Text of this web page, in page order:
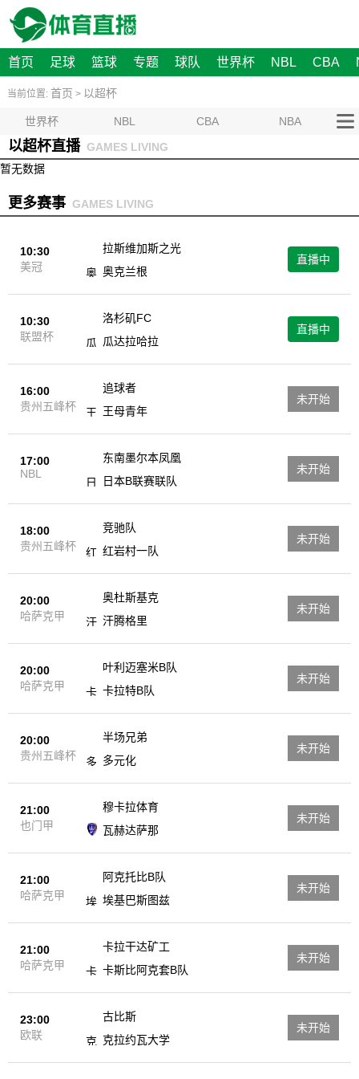
首页 足球 篮球 专题 球队 世界杯 NBL CBA
当前位置: 首页 > 以超杯
世界杯 NBL CBA NBA
以超杯直播 GAMES LIVING
暂无数据
更多赛事 GAMES LIVING
10:30
美冠
拉斯维加斯之光
奥克兰根
直播中
10:30
联盟杯
洛杉矶FC
瓜达拉哈拉
直播中
16:00
贵州五峰杯
追球者
王母青年
未开始
17:00
NBL
东南墨尔本凤凰
日本B联赛联队
未开始
18:00
贵州五峰杯
竞驰队
红岩村一队
未开始
20:00
哈萨克甲
奥杜斯基克
汗腾格里
未开始
20:00
哈萨克甲
叶利迈塞米B队
卡拉特B队
未开始
20:00
贵州五峰杯
半场兄弟
多元化
未开始
21:00
也门甲
穆卡拉体育
瓦赫达萨那
未开始
21:00
哈萨克甲
阿克托比B队
埃基巴斯图兹
未开始
21:00
哈萨克甲
卡拉干达矿工
卡斯比阿克套B队
未开始
23:00
欧联
古比斯
克拉约瓦大学
未开始